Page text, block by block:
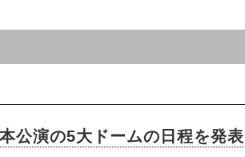
公演の5大ドームの日程を発表